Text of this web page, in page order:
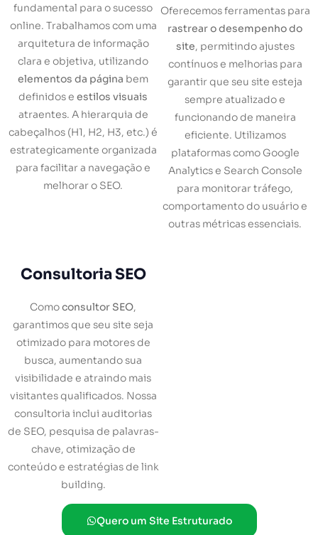
fundamental para o sucesso
online. Trabalhamos com uma
arquitetura de informação
clara e objetiva, utilizando
elementos da página bem
definidos e estilos visuais
atraentes. A hierarquia de
cabeçalhos (H1, H2, H3, etc.) é
estrategicamente organizada
para facilitar a navegação e
melhorar o SEO.
Oferecemos ferramentas para
rastrear o desempenho do
site, permitindo ajustes
contínuos e melhorias para
garantir que seu site esteja
sempre atualizado e
funcionando de maneira
eficiente. Utilizamos
plataformas como Google
Analytics e Search Console
para monitorar tráfego,
comportamento do usuário e
outras métricas essenciais.
Consultoria SEO
Comoconsultor SEO,
garantimos que seu site seja
otimizado para motores de
busca, aumentando sua
visibilidade e atraindo mais
visitantes qualificados. Nossa
consultoria inclui auditorias
de SEO, pesquisa de palavras-
chave, otimização de
conteúdo e estratégias de link
building.
Quero um Site Estruturado